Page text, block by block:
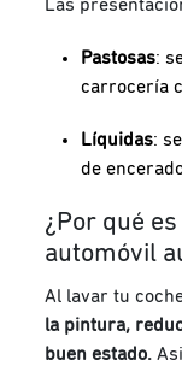
Las
Pastosas:
carrocería
Líquidas:
de
¿Por qué
automóvil
Al lavar tu
la pintura,
buen estado.